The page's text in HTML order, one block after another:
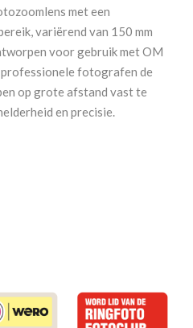
met een
variërend van 150 mm
voor gebruik met OM
professionele fotografen de
op grote afstand vast te
en precisie.